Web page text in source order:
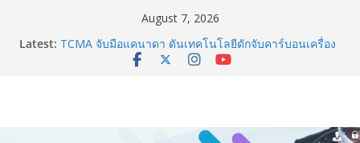
August 7, 2026
Latest: Guangzhou Yinghao School เผยวิสัยทัศน์การศึกษาที่
พร้อมรับอนาคต
TCMA จับมือแคนาดา ดันเทคโนโลยีดักจับคาร์บอนเครื่อง